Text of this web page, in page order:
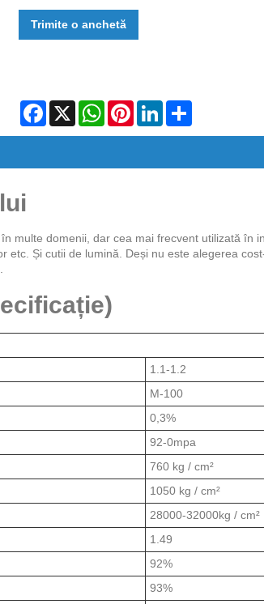
Trimite o anchetă
Facebook
X WhatsAppPinterestLinkedInShare
multe domenii, dar cea mai frecvent utilizată în
etc. Și cutii de lumină. Deși nu este alegerea
1.1-1.2
M-100
0,3%
92-0mpa
760 kg / cm²
1050 kg / cm²
28000-32000kg / cm²
1.49
92%
93%